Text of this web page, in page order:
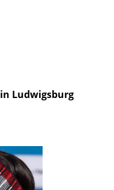
Ludwigsburg